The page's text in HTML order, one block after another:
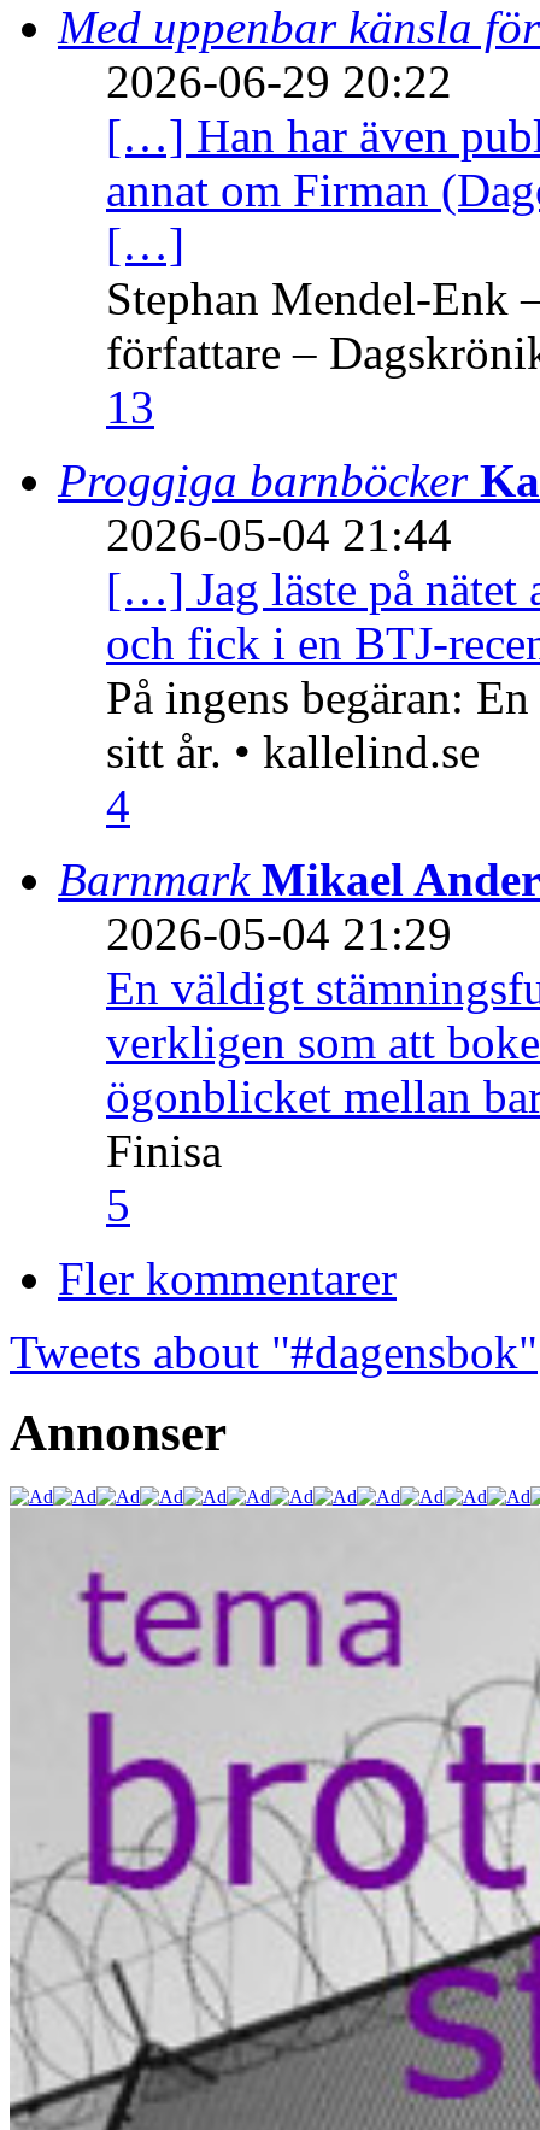
Med uppenbar känsla
2026-06-29 20:22
[…] Han har även
annat om Firman
[…]
Stephan Mendel-Enk
författare –
13
Proggiga barnböcker
2026-05-04 21:44
[…] Jag läste på nätet
och fick i en BTJ-
På ingens begäran:
sitt år. • kallelind.se
4
Barnmark Mikael
2026-05-04 21:29
En väldigt
verkligen som att
ögonblicket mellan
Finisa
5
Fler kommentarer
Tweets about "#dagensbok"
Annonser